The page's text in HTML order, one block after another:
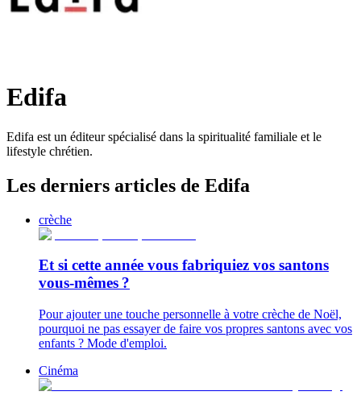
Edifa
Edifa est un éditeur spécialisé dans la spiritualité familiale et le
lifestyle chrétien.
Les derniers articles de Edifa
crèche
Et si cette année vous fabriquiez vos santons
vous-mêmes ?
Pour ajouter une touche personnelle à votre crèche de Noël,
pourquoi ne pas essayer de faire vos propres santons avec vos
enfants ? Mode d'emploi.
Cinéma